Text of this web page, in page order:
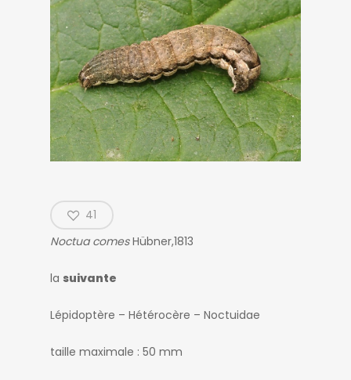
41
Noctua comesHübner,1813
la suivante
Lépidoptère – Hétérocère – Noctuidae
taille maximale : 50 mm